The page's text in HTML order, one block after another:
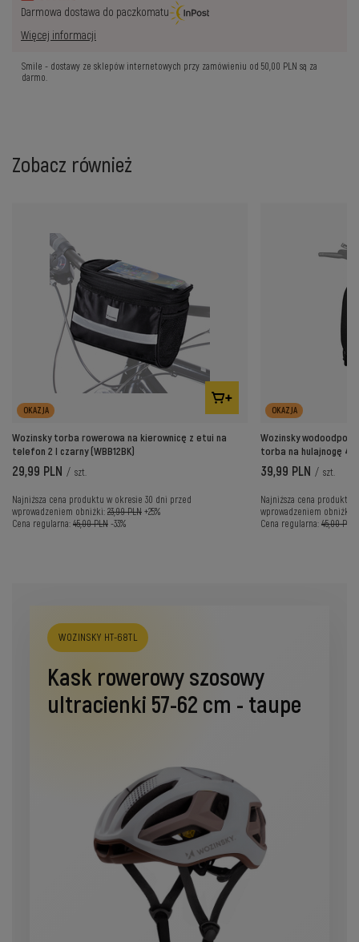
Darmowa dostawa do paczkomatu
Więcej informacji
Smile - dostawy ze sklepów internetowych przy zamówieniu od50,00 PLN są za
darmo.
Zobacz również
OKAZJA
Wozinsky torba rowerowa na kierownicę z etui na
telefon 2 l czarny (WBB12BK)
29,99 PLN / szt.
Najniższa cena produktu w okresie 30 dni przed
wprowadzeniem obniżki: 23,99 PLN +25%
Cena regularna: 45,00 PLN -33%
OKAZJA
Wozinsky
torba na hulajnogę 4l
39,99 PLN / szt.
Najniższa cena produktu
wprowadzeniem obniżki:
Cena regularna: 45,00 PLN
WOZINSKY HT-68TL
Kask rowerowy szosowy
ultracienki 57-62 cm - taupe